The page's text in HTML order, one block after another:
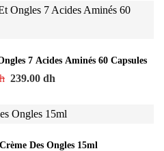
7 Acides Aminés 60 Capsules
239.00 dh
Des Ongles 15ml